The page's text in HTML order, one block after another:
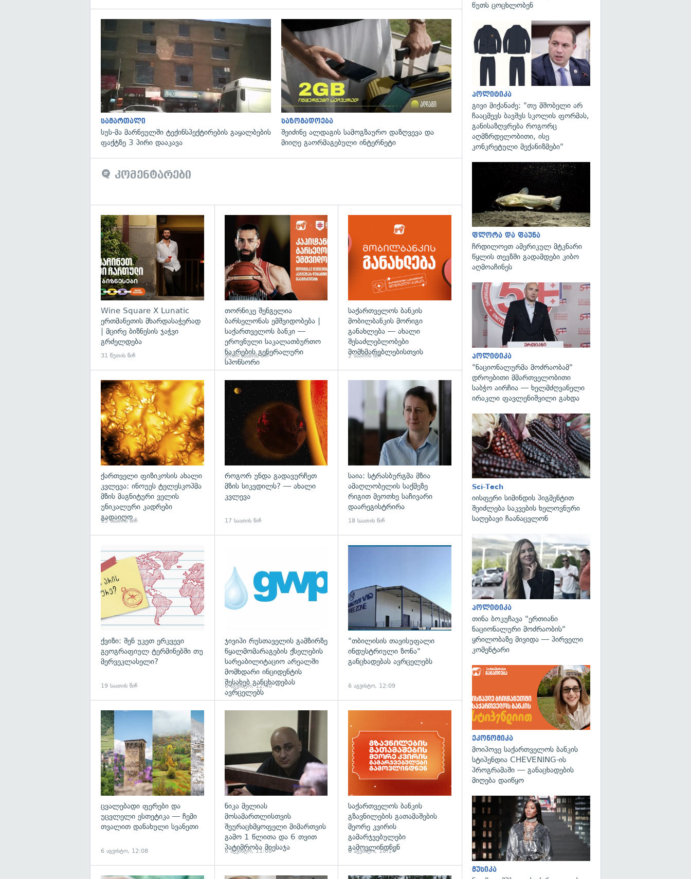
გადახედვა
სამართალი
სუს-მა მარნეულში ტექინსპექტირების გაყალბების
ფაქტზე 3 პირი დააკავა
საზოგადოება
შეიძინე ალდაგის სამოგზაურო დაზღვევა და
მიიღე გაორმაგებული ინტერნეტი
კომენტარები
Wine Square X Lunatic
ერთმანეთის მხარდასაჭერად
| მცირე ბიზნესის ჯაჭვი
გრძელდება
31 წუთის წინ
თორნიკე შენგელია
ბარსელონას ემშვიდობება |
საქართველოს ბანკი —
ეროვნული საკალათბურთო
ნაკრების გენერალური
სპონსორი
ერთი საათის წინ
საქართველოს ბანკის
მობილბანკის მორიგი
განახლება — ახალი
შესაძლებლობები
მომხმარებლებისთვის
2 საათის წინ
გადახედვა
ქართველი ფიზიკოსის ახალი
კვლევა: ინოუეს ტელესკოპმა
მზის მაგნიტური ველის
უნიკალური კადრები
გადაიღო
15 საათის წინ
როგორ უნდა გადავურჩეთ
მზის სიკვდილს? — ახალი
კვლევა
17 საათის წინ
გადახედვა
საია: სტრასბურგმა მზია
ამაღლობელის საქმეზე
რიგით მეოთხე საჩივარი
დაარეგისტრირა
18 საათის წინ
ქვიზი: შენ უკეთ ერკვევი
გეოგრაფიულ ტერმინებში თუ
მერვეკლასელი?
19 საათის წინ
ჯივიპი რუსთაველის გამზირზე
წყალმომარაგების ქსელების
სარეაბილიტაციო არეალში
მომხდარი ინციდენტის
შესახებ განცხადებას
ავრცელებს
6 აგვისტო, 12:40
გადახედვა
"თბილისის თავისუფალი
ინდუსტრიული ზონა"
განცხადებას ავრცელებს
6 აგვისტო, 12:09
ცვალებადი ფერები და
უცვლელი ესთეტიკა — ჩემი
თვალით დანახული სვანეთი
6 აგვისტო, 12:08
ნიკა მელიას
მოსამართლისთვის
შეურაცხმყოფელი მიმართვის
გამო 1 წლითა და 6 თვით
პატიმრობა მიესაჯა
6 აგვისტო, 11:08
საქართველოს ბანკის
გზავნილების გათამაშების
მეორე კვირის
გამარჯვებულები
გამოვლინდნენ
6 აგვისტო, 10:14
წუთს ცოცხლობენ
პოლიტიკა
გივი მიქანაძე: "თუ მშობელი არ
ჩააცმევს ბავშვს სკოლის ფორმას,
განისაზღვრება როგორც
აღმზრდელობითი, ისე
კონკრეტული მექანიზმები"
ფლორა და ფაუნა
ჩრდილოეთ ამერიკულ მტკნარი
წყლის თევზში გადამდები კიბო
აღმოაჩინეს
პოლიტიკა
"ნაციონალურმა მოძრაობამ"
დროებითი მმართველობითი
საბჭო აირჩია — ხელმძღვანელი
ირაკლი ფავლენიშვილი გახდა
Sci-Tech
იისფერი სიმინდის პიგმენტით
შეიძლება საკვების ხელოვნური
საღებავი ჩაანაცვლონ
პოლიტიკა
თინა ბოკუჩავა "ერთიანი
ნაციონალური მოძრაობის"
ყრილობაზე მივიდა — პირველი
კომენტარი
ეკონომიკა
მოიპოვე საქართველოს ბანკის
სტიპენდია CHEVENING-ის
პროგრამაში — განაცხადების
მიღება დაიწყო
მუსიკა